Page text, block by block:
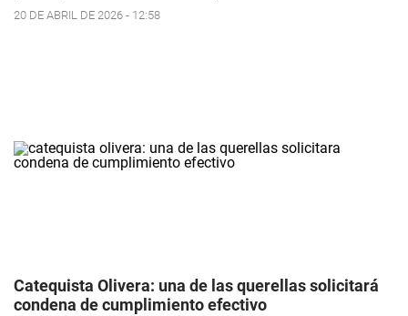
20 DE ABRIL DE 2026 - 12:58
Catequista Olivera: una de las querellas solicitará
condena de cumplimiento efectivo